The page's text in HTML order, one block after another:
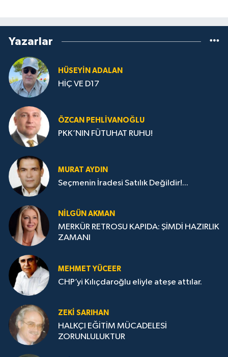
Yazarlar
HÜSEYIN ADALAN
HİÇ VE D17
ÖZCAN PEHLIVANOĞLU
PKK’NIN FÜTUHAT RUHU!
MURAT AYDIN
Seçmenin İradesi Satılık Değildir!...
NILGÜN AKMAN
MERKÜR RETROSU KAPIDA: ŞİMDİ HAZIRLIK
ZAMANI
MEHMET YÜCEER
CHP’yi Kılıçdaroğlu eliyle ateşe attılar.
ZEKI SARIHAN
HALKÇI EĞİTİM MÜCADELESİ
ZORUNLULUKTUR